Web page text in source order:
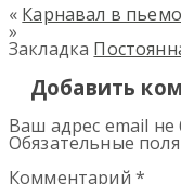
« Карнавал в
»
Закладка
Добавить
Ваш адрес email не
Обязательные
Комментарий *